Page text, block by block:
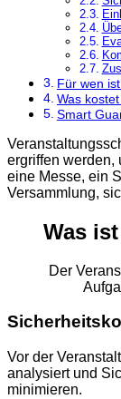
Für wen
Was
Smart
ergriffen werden,
eine Messe, ein
Versammlung,
Was
Der
Vor der
analysiert und
minimieren.